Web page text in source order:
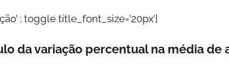
; toggle title_font_size=’20px’]
da variação percentual na média de